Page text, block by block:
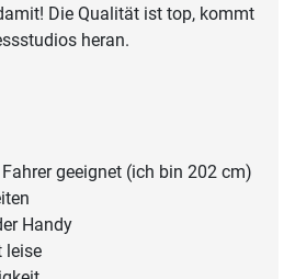
Die Qualität ist top, kommt
heran.
geeignet (ich bin 202 cm)
Handy
leise